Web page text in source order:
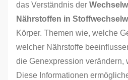
das Verständnis der
Nährstoffen in
Körper. Themen wie, welche
welcher Nährstoffe
die Genexpression verändern,
Diese Informationen